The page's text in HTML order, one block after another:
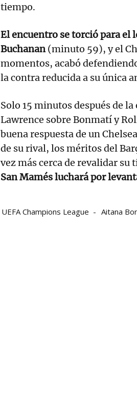
tiempo.
El encuentro se torció para el
Buchanan(minuto 59), y el
momentos, acabó
la contra reducida a su única
Solo 15 minutos después de
Lawrence sobre Bonmatí y
buena respuesta de un
de su rival, los méritos del
vez más cerca de revalidar su
San Mamés luchará por
UEFA Champions League Aitana